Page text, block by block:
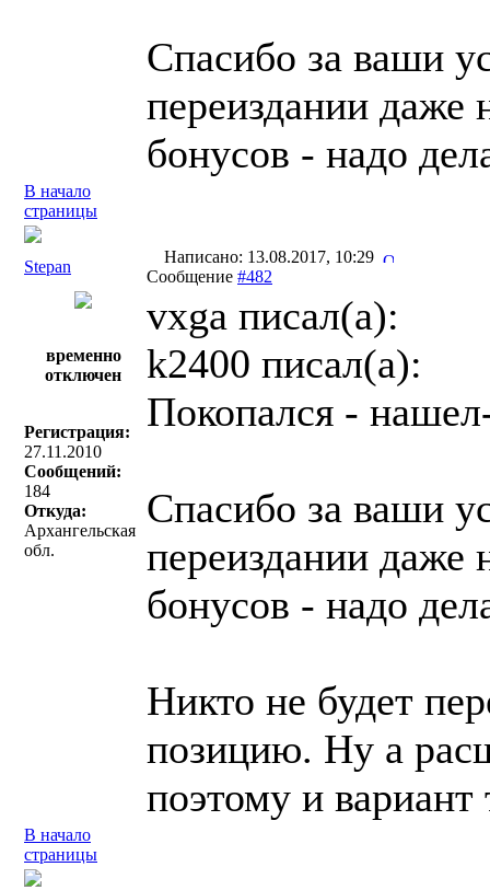
Спасибо за ваши
переиздании даже
бонусов - надо
В начало
страницы
Stepan
Написано: 13.08.2017, 10:29
Сообщение #482
временно
отключен
Регистрация:
27.11.2010
Сообщений:
184
Откуда:
Архангельская
обл.
vxga писал(a):
k2400 писал(a):
Покопался -
Спасибо за ваши
переиздании даже
бонусов - надо
Никто не будет
позицию. Ну а
поэтому и вариант
В начало
страницы